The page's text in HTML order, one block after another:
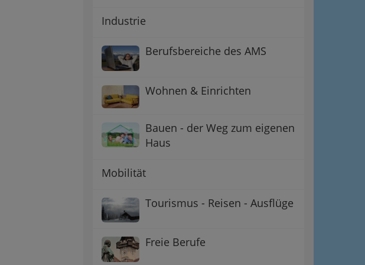
Industrie
Berufsbereiche des AMS
Wohnen & Einrichten
Bauen - der Weg zum eigenen
Haus
Mobilität
Tourismus - Reisen - Ausflüge
Freie Berufe